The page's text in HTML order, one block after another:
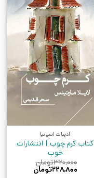
ادبیات اسپانیا
کتاب کرم چوب | انتشارات
خوب
۳۲۰,۰۰۰تومان
قیمت
۲۲۸,۸۰۰تومان